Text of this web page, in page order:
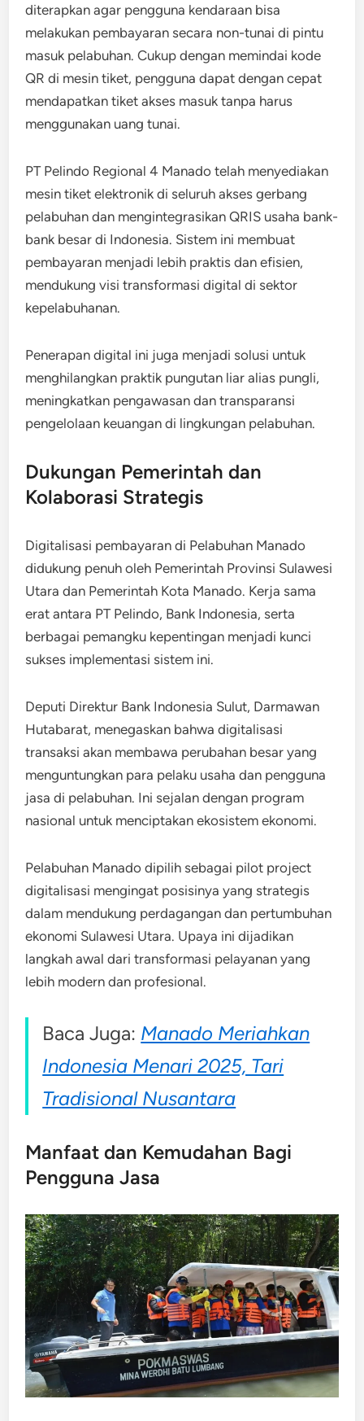
diterapkan agar pengguna kendaraan bisa
melakukan pembayaran secara non-tunai di pintu
masuk pelabuhan. Cukup dengan memindai kode
QR di mesin tiket, pengguna dapat dengan cepat
mendapatkan tiket akses masuk tanpa harus
menggunakan uang tunai.
PT Pelindo Regional 4 Manado telah menyediakan
mesin tiket elektronik di seluruh akses gerbang
pelabuhan dan mengintegrasikan QRIS usaha bank-
bank besar di Indonesia. Sistem ini membuat
pembayaran menjadi lebih praktis dan efisien,
mendukung visi transformasi digital di sektor
kepelabuhanan.
Penerapan digital ini juga menjadi solusi untuk
menghilangkan praktik pungutan liar alias pungli,
meningkatkan pengawasan dan transparansi
pengelolaan keuangan di lingkungan pelabuhan.
Dukungan Pemerintah dan
Kolaborasi Strategis
Digitalisasi pembayaran di Pelabuhan Manado
didukung penuh oleh Pemerintah Provinsi Sulawesi
Utara dan Pemerintah Kota Manado. Kerja sama
erat antara PT Pelindo, Bank Indonesia, serta
berbagai pemangku kepentingan menjadi kunci
sukses implementasi sistem ini.
Deputi Direktur Bank Indonesia Sulut, Darmawan
Hutabarat, menegaskan bahwa digitalisasi
transaksi akan membawa perubahan besar yang
menguntungkan para pelaku usaha dan pengguna
jasa di pelabuhan. Ini sejalan dengan program
nasional untuk menciptakan ekosistem ekonomi.
Pelabuhan Manado dipilih sebagai pilot project
digitalisasi mengingat posisinya yang strategis
dalam mendukung perdagangan dan pertumbuhan
ekonomi Sulawesi Utara. Upaya ini dijadikan
langkah awal dari transformasi pelayanan yang
lebih modern dan profesional.
Baca Juga: Manado Meriahkan
Indonesia Menari 2025, Tari
Tradisional Nusantara
Manfaat dan Kemudahan Bagi
Pengguna Jasa